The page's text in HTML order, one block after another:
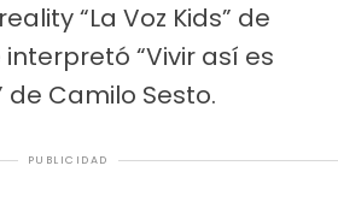
“La Voz Kids” de
“Vivir así es
Camilo Sesto.
PUBLICIDAD